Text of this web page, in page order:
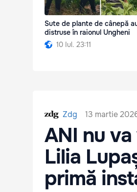
Sute de plante de cânepă
distruse în raionul Ungheni
10 Iul. 23:11
Zdg 13 martie
ANI nu
Lilia
primă